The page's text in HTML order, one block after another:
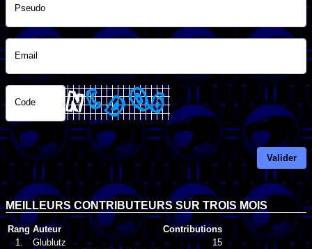
Pseudo
Email
Code
Valider
MEILLEURS CONTRIBUTEURS SUR TROIS MOIS
Rang Auteur
Contributions
1.
Glublutz
15